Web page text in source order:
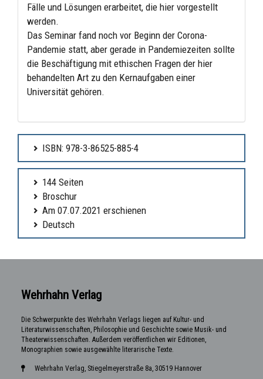
Fälle und Lösungen erarbeitet, die hier vorgestellt
werden.
Das Seminar fand noch vor Beginn der Corona-
Pandemie statt, aber gerade in Pandemiezeiten sollte
die Beschäftigung mit ethischen Fragen der hier
behandelten Art zu den Kernaufgaben einer
Universität gehören.
ISBN: 978-3-86525-885-4
144 Seiten
Broschur
Am 07.07.2021 erschienen
Deutsch
Wehrhahn Verlag
Die Schwerpunkte des Wehrhahn Verlags liegen auf Kultur- und
Literaturwissenschaften, Philosophie und Geschichte sowie Musik- und
Theaterwissenschaften. Außerdem veröffentlichen wir Editionen,
Monographien sowie ausgewählte literarische Texte.
Wehrhahn Verlag, Stiegelmeyerstraße 8a, 30519 Hannover